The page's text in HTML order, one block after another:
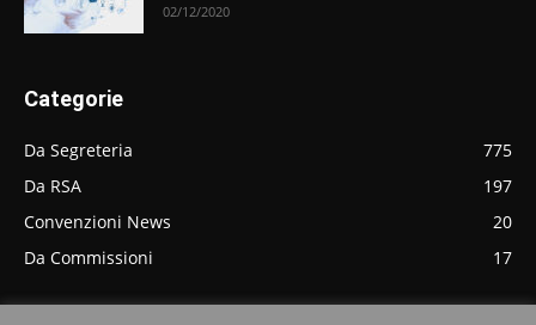
02/12/2020
Categorie
Da Segreteria
775
Da RSA
197
Convenzioni News
20
Da Commissioni
17